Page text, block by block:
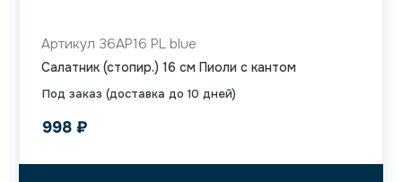
Под заказ (доставка до 10 дней)
Артикул 36AP16 PL blue
Салатник (стопир.) 16 см Пиоли с кантом
998 ₽